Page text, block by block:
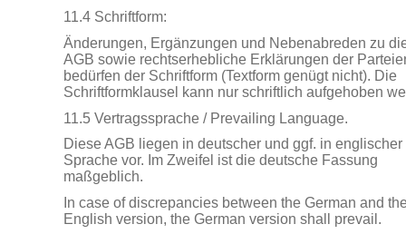
11.4 Schriftform:
Änderungen, Ergänzungen und Nebenabreden zu
AGB sowie rechtserhebliche Erklärungen der
bedürfen der Schriftform (Textform genügt nicht). Die
Schriftformklausel kann nur schriftlich aufgehoben
11.5 Vertragssprache / Prevailing Language.
Diese AGB liegen in deutscher und ggf. in englischer
Sprache vor. Im Zweifel ist die deutsche Fassung
maßgeblich.
In case of discrepancies between the German and
English version, the German version shall prevail.